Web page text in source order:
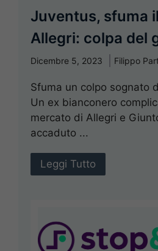
Juventus, sfuma
Allegri: colpa del
Dicembre 5, 2023 Filippo
Sfuma un colpo sognato
Un ex bianconero
mercato di Allegri e
accaduto ...
Leggi Tutto